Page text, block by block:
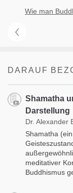
Wie man
DARAUF
Shamatha
Darstellung
Dr. Alexander
Shamatha
meditativer
Buddhismus